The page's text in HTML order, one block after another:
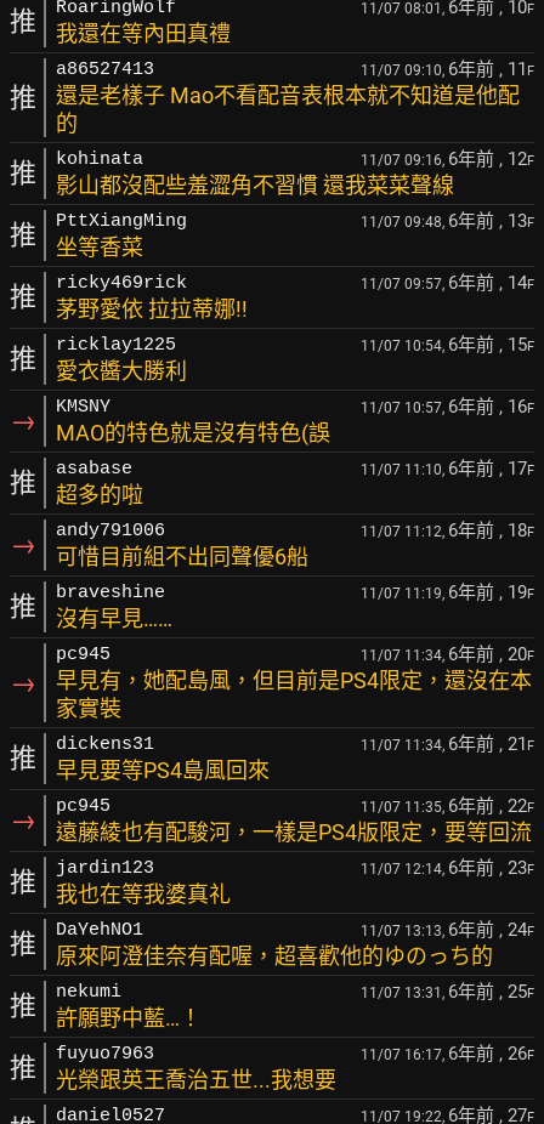
推 RoaringWolf 11/07 08:01, 6年前 , 10F
我還在等內田真禮
推
a86527413 11/07 09:10, 6年前 , 11 F
還是老樣子 Mao不看配音表根本就不知道是他配
的
推 kohinata 11/07 09:16, 6年前 , 12F
影山都沒配些羞澀角不習慣 還我菜菜聲線
推 PttXiangMing 11/07 09:48, 6年前 , 13F
坐等香菜
推 ricky469rick 11/07 09:57, 6年前 , 14F
茅野愛依 拉拉蒂娜!!
推 ricklay1225 11/07 10:54, 6年前 , 15F
愛衣醬大勝利
→ KMSNY 11/07 10:57, 6年前 , 16F
MAO的特色就是沒有特色(誤
推 asabase 11/07 11:10, 6年前 , 17F
超多的啦
→ andy791006 11/07 11:12, 6年前 , 18F
可惜目前組不出同聲優6船
推 braveshine 11/07 11:19, 6年前 , 19F
沒有早見……
→
pc945 11/07 11:34, 6年前 , 20F
早見有，她配島風，但目前是PS4限定，還沒在本
家實裝
推 dickens31 11/07 11:34, 6年前 , 21 F
早見要等PS4島風回來
→ pc945 11/07 11:35, 6年前 , 22F
遠藤綾也有配駿河，一樣是PS4版限定，要等回流
推 jardin123 11/07 12:14, 6年前 , 23F
我也在等我婆真礼
推 DaYehNO1 11/07 13:13, 6年前 , 24F
原來阿澄佳奈有配喔，超喜歡他的ゆのっち的
推 nekumi 11/07 13:31, 6年前 , 25F
許願野中藍…！
推 fuyuo7963 11/07 16:17, 6年前 , 26F
光榮跟英王喬治五世...我想要
daniel0527 11/07 19:22, 6年前 , 27F